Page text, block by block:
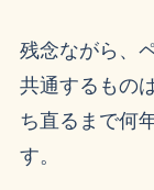
残念ながら、
共通するもの
ち直るまで何
す。